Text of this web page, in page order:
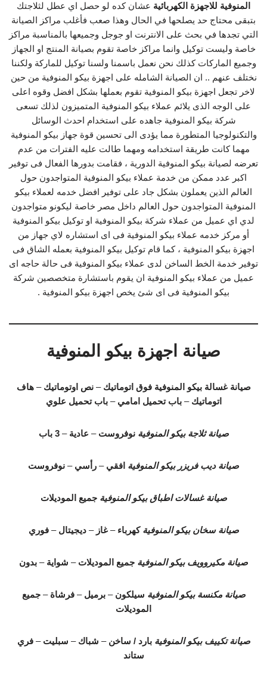
المنوفية للاجهزة الكهربائية عشان كده لو حصل اي عطل لثلاجتك
بتبقى محتاج حد يصلحها في الحال وهذا صعب فأغلب مراكز الصيانة
التي تجدها في بحث على الانترنت او جوجل وجميعها بالمناسبة مراكز
خاصة وليست توكيل وانما مراكز خاصة تقوم بصيانة المنتج او الجهاز
وجميع الماركات كذلك نحن نعمل باسمنا ولسنا توكيل للماركة ولكننا
نختلف عنهم .. ان الصيانة الشامله على اجهزة بيكو المنوفية من حين
لاخر تجعل اجهزة بيكو المنوفية تقوم بعملها بشكل افضل وقوه اعلى
على الوجه الذى يلائم عملاء بيكو المنوفية المتميزون لذلك تسعى
شركة بيكو المنوفية جاهده على استخدام احدث الوسائل
والتكنولوجيا المتطورة مما يؤدى الى تحسين قوة جهاز بيكو المنوفية
مهما كانت طريقة استخدامه ومهما طالت عليه الفترات من عدم
تعرضه لصيانة بيكو المنوفية الدورية ، فقامت بدورها الفعال فى توفير
اكبر عدد ممكن من خدمة عملاء بيكو المنوفية المتواجدون حول
العالم الذين يعملون بشكل جاد على توفير افضل خدمه لعملاء بيكو
المنوفية المتواجدون حول العالم داخل مصر خاصة ليكونو متواجدون
لدي اي عميل من عملاء شركة بيكو المنوفية او توكيل بيكو المنوفية
أو مركز خدمه عملاء بيكو المنوفية فى اى استشاره لاي جهاز من
اجهزة بيكو المنوفية ، كما قام توكيل بيكو المنوفية بعمله الشاق فى
توفير خدمة الخط الساخن لدى عملاء بيكو المنوفية فى حالة حاجه اى
عميل من عملاء بيكو المنوفية ان يقوم باستشارة متخصصين شركة
بيكو المنوفية فى اى شئ يخص اجهزة بيكو المنوفية .
صيانة اجهزة بيكو المنوفية
صيانة غسالة بيكو المنوفية فوق اتوماتيك –نص اوتوماتيك –هاف
اتوماتيك –باب تحميل امامي –باب تحميل علوي
صيانة ثلاجة بيكو المنوفية نوفروست – عادية –3 باب
صيانة ديب فريزر بيكو المنوفية افقي – رأسي – نوفروست
صيانة غسالات اطباق بيكو المنوفية جميع الموديلات
صيانة سخان بيكو المنوفية كهرباء –غاز –ديجيتال –فوري
صيانة مكيروويف بيكو المنوفية جميع الموديلات – شواية – بدون
صيانة مكنسة بيكو المنوفية سيلكون –برميل –فرشاة –جميع
الموديلات
صيانة تكييف بيكو المنوفية بارد / ساخن – شباك – سبليت –فري
ستاند